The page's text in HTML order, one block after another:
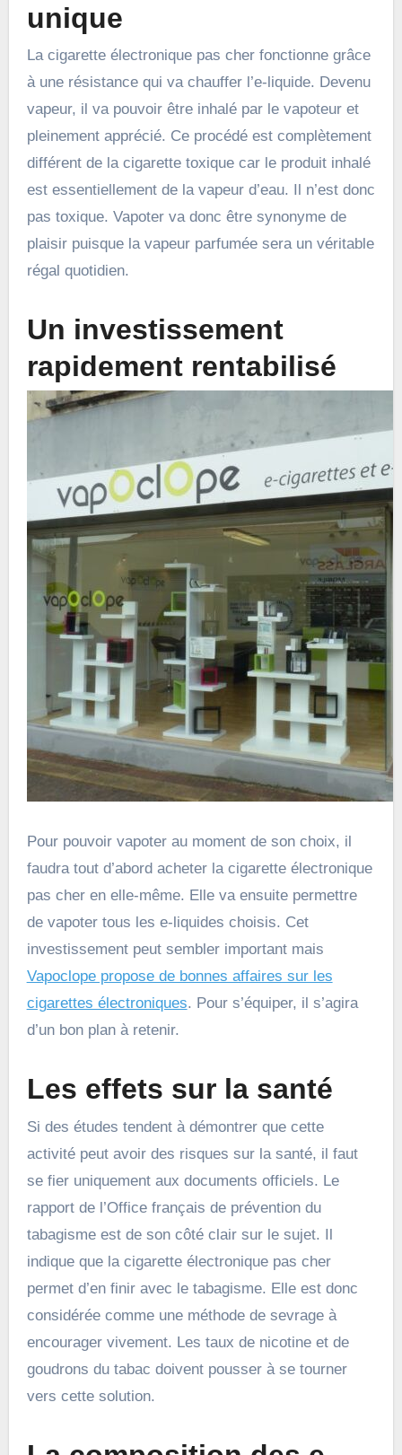
unique
La cigarette électronique pas cher fonctionne grâce
à une résistance qui va chauffer l’e-liquide. Devenu
vapeur, il va pouvoir être inhalé par le vapoteur et
pleinement apprécié. Ce procédé est complètement
différent de la cigarette toxique car le produit inhalé
est essentiellement de la vapeur d’eau. Il n’est donc
pas toxique. Vapoter va donc être synonyme de
plaisir puisque la vapeur parfumée sera un véritable
régal quotidien.
Un investissement
rapidement rentabilisé
Pour pouvoir vapoter au moment de son choix, il
faudra tout d’abord acheter la cigarette électronique
pas cher en elle-même. Elle va ensuite permettre
de vapoter tous les e-liquides choisis. Cet
investissement peut sembler important mais
Vapoclope propose de bonnes affaires sur les
cigarettes électroniques. Pour s’équiper, il s’agira
d’un bon plan à retenir.
Les effets sur la santé
Si des études tendent à démontrer que cette
activité peut avoir des risques sur la santé, il faut
se fier uniquement aux documents officiels. Le
rapport de l’Office français de prévention du
tabagisme est de son côté clair sur le sujet. Il
indique que la cigarette électronique pas cher
permet d’en finir avec le tabagisme. Elle est donc
considérée comme une méthode de sevrage à
encourager vivement. Les taux de nicotine et de
goudrons du tabac doivent pousser à se tourner
vers cette solution.